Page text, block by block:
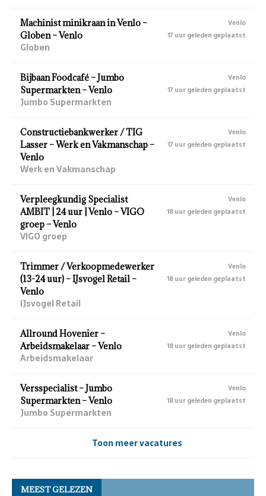
Machinist minikraan in Venlo –
Globen – Venlo
Globen
Venlo
17 uur geleden geplaatst
Bijbaan Foodcafé – Jumbo
Supermarkten – Venlo
Jumbo Supermarkten
Venlo
17 uur geleden geplaatst
Constructiebankwerker / TIG
Lasser – Werk en Vakmanschap –
Venlo
Werk en Vakmanschap
Venlo
17 uur geleden geplaatst
Verpleegkundig Specialist
AMBIT | 24 uur | Venlo – VIGO
groep – Venlo
VIGO groep
Venlo
18 uur geleden geplaatst
Trimmer / Verkoopmedewerker
(13-24 uur) – IJsvogel Retail –
Venlo
IJsvogel Retail
Venlo
18 uur geleden geplaatst
Allround Hovenier –
Arbeidsmakelaar – Venlo
Arbeidsmakelaar
Venlo
18 uur geleden geplaatst
Versspecialist – Jumbo
Supermarkten – Venlo
Jumbo Supermarkten
Venlo
18 uur geleden geplaatst
Toon meer vacatures
MEEST GELEZEN